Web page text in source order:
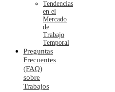
Tendencias
en el
Mercado
de
Trabajo
Temporal
Preguntas
Frecuentes
(FAQ)
sobre
Trabajos